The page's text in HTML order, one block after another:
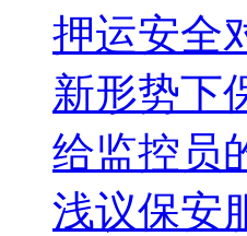
押运安全
新形势下
给监控员
浅议保安